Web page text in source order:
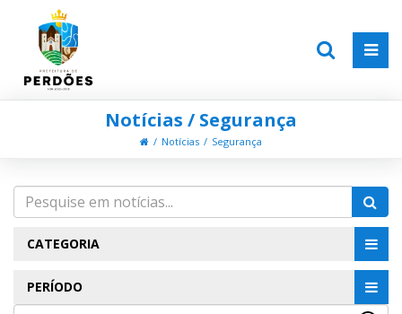
Notícias / Segurança
Notícias Segurança
CATEGORIA
PERÍODO